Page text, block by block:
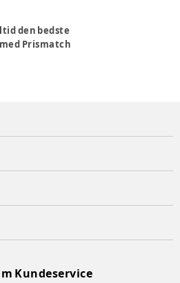
den bedste
Prismatch
Kundeservice